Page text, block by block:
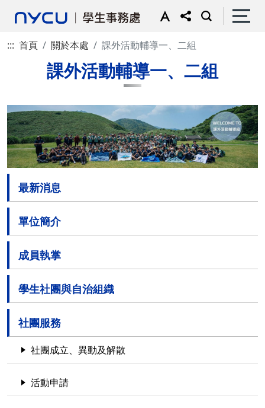
::: 首頁 關於本處 課外活動輔導一、二組
課外活動輔導一、二組
最新消息
單位簡介
成員執掌
學生社團與自治組織
社團服務
社團成立、異動及解散
活動申請